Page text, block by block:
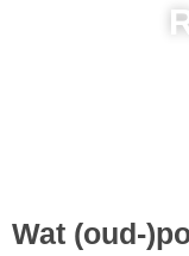
Wat (oud-